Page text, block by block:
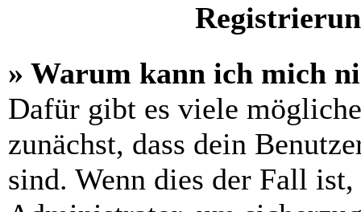
» Warum kann ich mich
Dafür gibt es viele
zunächst, dass dein
sind. Wenn dies der Fall